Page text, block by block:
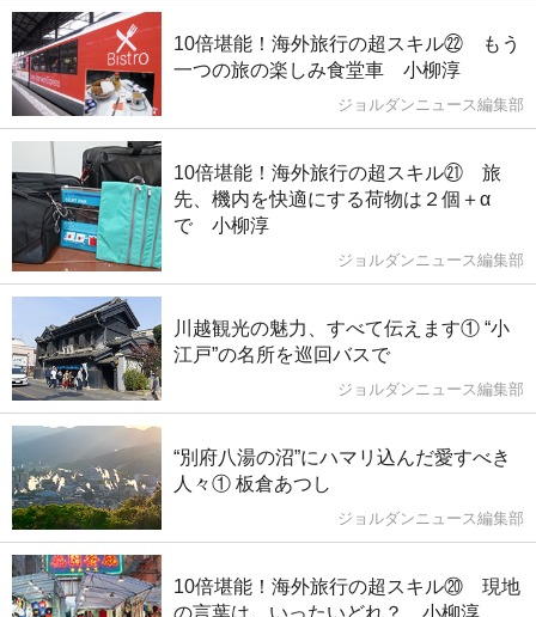
10倍堪能！海外旅行の超スキル㉒ もう
一つの旅の楽しみ食堂車 小柳淳
ジョルダンニュース編集部
10倍堪能！海外旅行の超スキル㉑ 旅
先、機内を快適にする荷物は２個＋α
で 小柳淳
ジョルダンニュース編集部
川越観光の魅力、すべて伝えます① “小
江戸”の名所を巡回バスで
ジョルダンニュース編集部
“別府八湯の沼”にハマリ込んだ愛すべき
人々① 板倉あつし
ジョルダンニュース編集部
10倍堪能！海外旅行の超スキル⑳ 現地
の言葉は、いったいどれ？ 小柳淳